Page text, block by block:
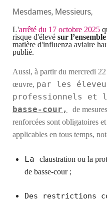
Mesdames, Messieurs,
L'arrêté du 17 octobre 2025
risque d'élevé sur
matière d'influenza aviaire
publié.
Aussi, à partirdu mercredi
œuvre, par les
professionnels et
basse-cour,
de
renforcées sont obligatoires
applicables en tous temps,
La claustration ou la
de basse-cour ;
Des restrictions